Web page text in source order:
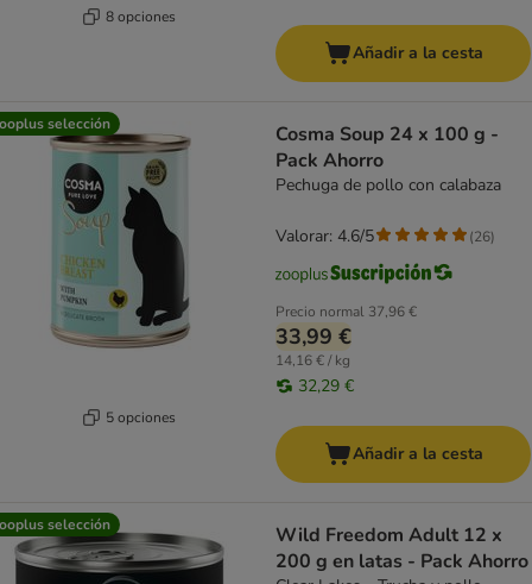
8 opciones
Añadir a la cesta
selección
5 opciones
Cosma Soup 24 x 100 g -
Pack Ahorro
Pechuga de pollo con calabaza
Precio normal 37,96 €
33,99 €
14,16 € / kg
32,29 €
Valorar: 4.6/5 (26)
Añadir a la cesta
selección
Wild Freedom Adult 12 x
200 g en latas - Pack Ahorro